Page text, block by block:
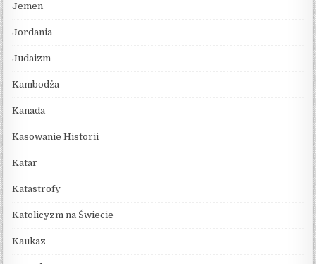
Jemen
Jordania
Judaizm
Kambodża
Kanada
Kasowanie Historii
Katar
Katastrofy
Katolicyzm na Świecie
Kaukaz